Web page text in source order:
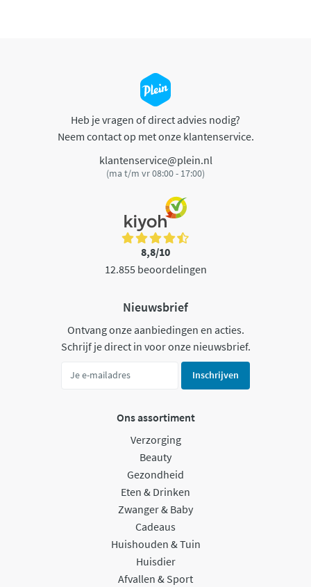
Heb je vragen of direct advies nodig?
Neem contact op met onze klantenservice.
klantenservice@plein.nl
(ma t/m vr 08:00 - 17:00)
8,8/10
12.855 beoordelingen
Nieuwsbrief
Ontvang onze aanbiedingen en acties.
Schrijf je direct in voor onze nieuwsbrief.
Inschrijven
Ons assortiment
Verzorging
Beauty
Gezondheid
Eten & Drinken
Zwanger & Baby
Cadeaus
Huishouden & Tuin
Huisdier
Afvallen & Sport